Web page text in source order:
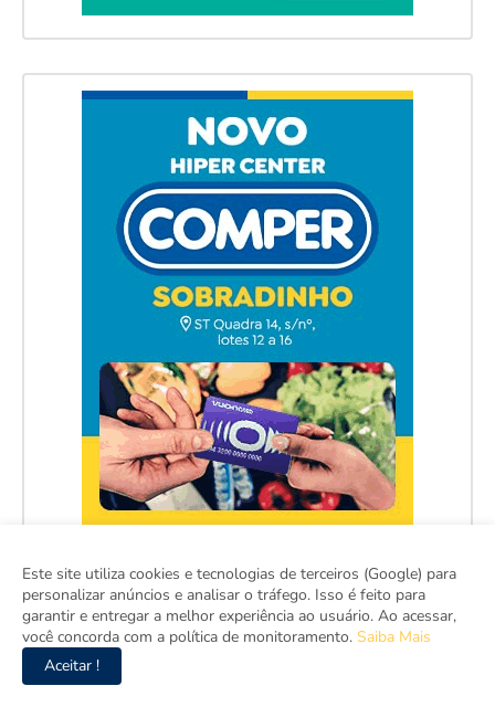
Este site utiliza cookies e tecnologias de terceiros (Google) para
personalizar anúncios e analisar o tráfego. Isso é feito para
garantir e entregar a melhor experiência ao usuário. Ao acessar,
você concorda com a política de monitoramento. Saiba Mais
Aceitar !